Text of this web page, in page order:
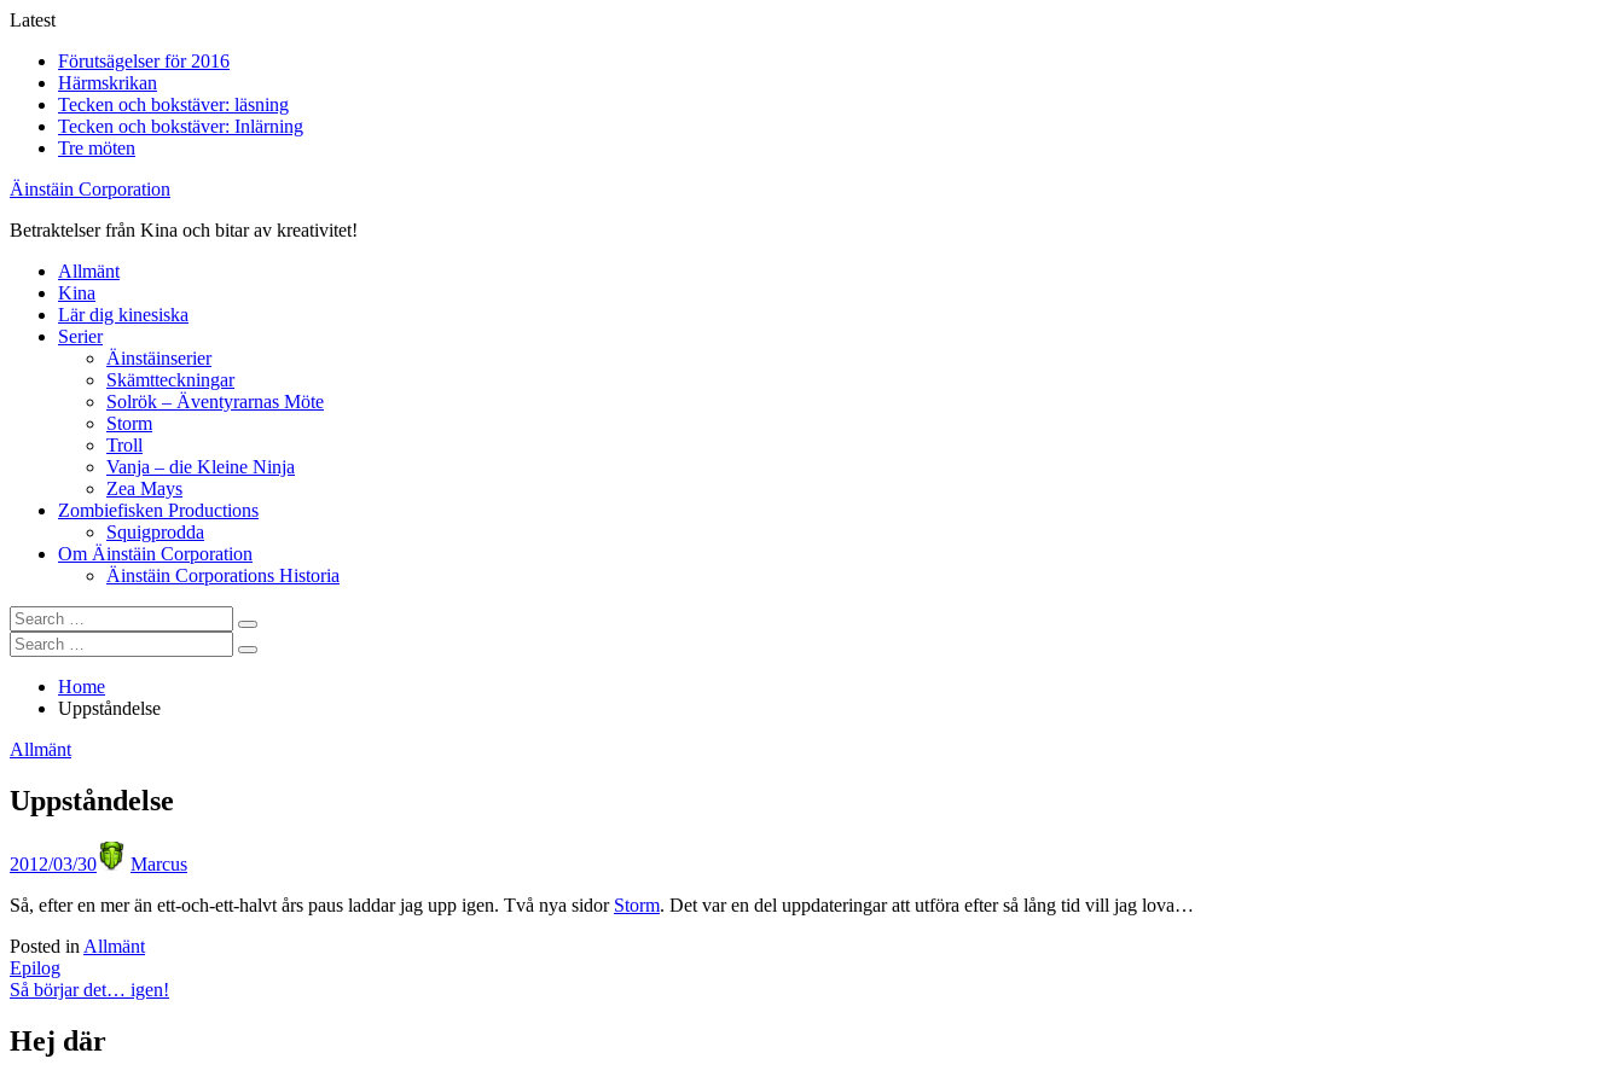
Skip
content
Latest
Förutsägelser för 2016
Härmskrikan
Tecken och bokstäver: läsning
Tecken och bokstäver: Inlärning
Tre möten
Äinstäin Corporation
Betraktelser från Kina och bitar av kreativitet!
Allmänt
Kina
Lär dig kinesiska
Serier
Äinstäinserier
Skämtteckningar
Solrök – Äventyrarnas Möte
Storm
Troll
Vanja – die Kleine Ninja
Zea Mays
Zombiefisken Productions
Squigprodda
Om Äinstäin Corporation
Äinstäin Corporations Historia
Search
for:
Search
Search
for:
Search
Home
Uppståndelse
Allmänt
Uppståndelse
on
2012/03/30
Marcus
Så, efter en mer än ett-och-ett-halvt års paus laddar jag upp igen. Två nya sidor Storm. Det var en del uppdateringar att utföra efter så lång tid vill jag lova…
Posted in Allmänt
Post
navigation
Epilog
Så börjar det… igen!
Hej där